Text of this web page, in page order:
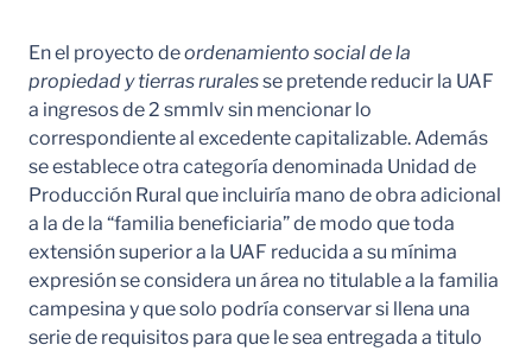
En el proyecto deordenamiento social de la
propiedad y tierras ruralesse pretende reducir la UAF
a ingresos de 2 smmlv sin mencionar lo
correspondiente al excedente capitalizable. Además
se establece otra categoría denominada Unidad de
Producción Rural que incluiría mano de obra adicional
a la de la “familia beneficiaria” de modo que toda
extensión superior a la UAF reducida a su mínima
expresión se considera un área no titulable a la familia
campesina y que solo podría conservar si llena una
serie de requisitos para que le sea entregada a titulo